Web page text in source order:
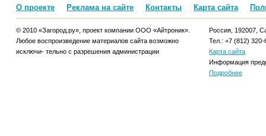
О проекте Реклама на сайте Контакты Карта сайта
© 2010 «Загород.ру», проект компании ООО «Айтроник».
Любое воспроизведение материалов сайта возможно
исключи- тельно с разрешения администрации
Россия, 192007,
Тел.: +7 (812) 320-
Карта сайта
Информация
Подробнее